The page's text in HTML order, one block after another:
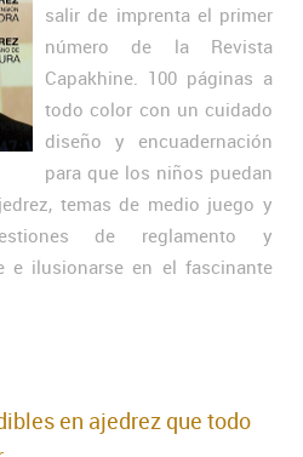
salir de imprenta el primer
número de la Revista
Capakhine. 100 páginas a
todo color con un cuidado
diseño y encuadernación
para que los niños puedan
temas de medio juego y
de reglamento y
e ilusionarse en el fascinante
en ajedrez que todo